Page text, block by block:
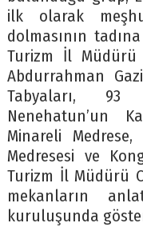
ilk olarak
dolmasının
Turizm İl Müdürü
Abdurrahman
Tabyaları, 93
Nenehatun’un
Minareli
Medresesi ve
Turizm İl Müdürü
mekanların
kuruluşunda